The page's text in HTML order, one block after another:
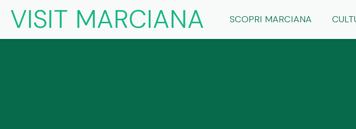
VISIT MARCIANA SCOPRI MARCIANA